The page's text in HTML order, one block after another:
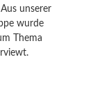
unserer
wurde
Thema